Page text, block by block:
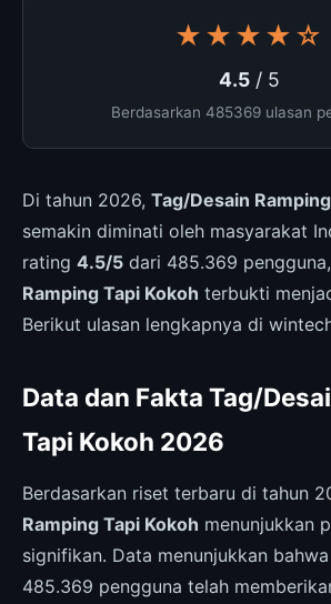
★★★★☆
4.5/ 5
Berdasarkan 485369 ulasan
Di tahun 2026, Tag/Desain
semakin diminati oleh masyarakat
rating 4.5/5 dari 485.369 pengguna,
Ramping Tapi Kokoh terbukti
Berikut ulasan lengkapnya di
Data dan Fakta Tag/
Tapi Kokoh 2026
Berdasarkan riset terbaru di tahun
Ramping Tapi Kokoh menunjukkan
signifikan. Data menunjukkan
485.369 pengguna telah